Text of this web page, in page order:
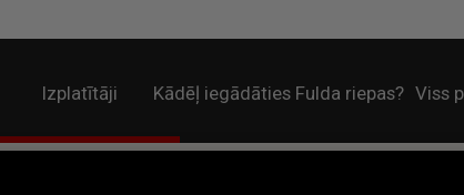
Izplatītāji Kādēļ iegādāties Fulda riepas? Viss